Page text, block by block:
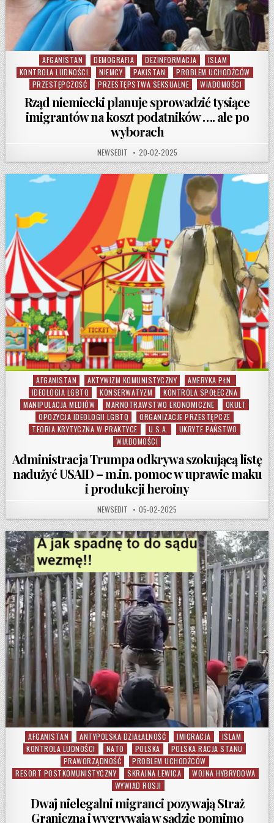
Posted in
AFGANISTAN DEMOGRAFIA DEZINFORMACJA
ISLAM
KONTROLA LUDNOŚCI
NIEMCY PAKISTAN
PROBLEM UCHODŹCÓW
PRZESTĘPCZOŚĆ
PRZESTĘPSTWA SEKSUALNE WIADOMOŚCI
Rząd niemiecki planuje sprowadzić tysiące
imigrantów na koszt podatników …. ale po
wyborach
AUTHOR:
NEWSEDIT PUBLISHED DATE:
20-02-2025
Posted in
AFGANISTAN AKTYWIZM KOMUNISTYCZNY
AMERYKA PŁN.
IDEOLOGIA LGBTQ
KONSERWATYZM
KONTROLA SPOŁECZNA
MANIPULACJA MEDIÓW
MARNOTRAWSTWO EKONOMICZNE
OKULT
OPOZYCJA IDEOLOGII LGBTQ
ORGANIZACJE PRZESTĘPCZE
TEORIA KRYTYCZNA W PRAKTYCE
U.S.A.
UKRYTE PAŃSTWO
WIADOMOŚCI
Administracja Trumpa odkrywa szokującą listę
nadużyć USAID – m.in. pomoc w uprawie maku
i produkcji heroiny
AUTHOR:
NEWSEDIT PUBLISHED DATE:
05-02-2025
Posted in
AFGANISTAN ANTYPOLSKA DZIAŁALNOŚĆ IMIGRACJA
ISLAM
KONTROLA LUDNOŚCI
NATO POLSKA
POLSKA RACJA STANU
PRAWORZĄDNOŚĆ
PROBLEM UCHODŹCÓW
RESORT POSTKOMUNISTYCZNY
SKRAJNA LEWICA
WOJNA HYBRYDOWA
WYWIAD ROSJI
Dwaj nielegalni migranci pozywają Straż
Graniczną i wygrywają w sądzie pomimo